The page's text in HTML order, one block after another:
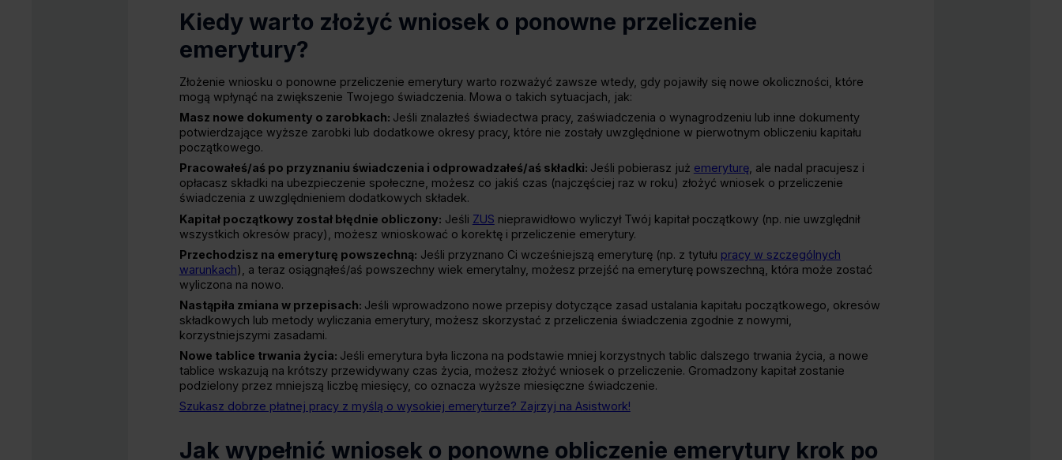
Kiedy warto złożyć wniosek o ponowne przeliczenie
emerytury?
Złożenie wniosku o ponowne przeliczenie emerytury warto rozważyć zawsze wtedy, gdy pojawiły się nowe okoliczności, które
mogą wpłynąć na zwiększenie Twojego świadczenia. Mowa o takich sytuacjach, jak:
Masz nowe dokumenty o zarobkach: Jeśli znalazłeś świadectwa pracy, zaświadczenia o wynagrodzeniu lub inne dokumenty
potwierdzające wyższe zarobki lub dodatkowe okresy pracy, które nie zostały uwzględnione w pierwotnym obliczeniu kapitału
początkowego.
Pracowałeś/aś po przyznaniu świadczenia i odprowadzałeś/aś składki: Jeśli pobierasz już emeryturę, ale nadal pracujesz i
opłacasz składki na ubezpieczenie społeczne, możesz co jakiś czas (najczęściej raz w roku) złożyć wniosek o przeliczenie
świadczenia z uwzględnieniem dodatkowych składek.
Kapitał początkowy został błędnie obliczony: Jeśli ZUS nieprawidłowo wyliczył Twój kapitał początkowy (np. nie uwzględnił
wszystkich okresów pracy), możesz wnioskować o korektę i przeliczenie emerytury.
Przechodzisz na emeryturę powszechną: Jeśli przyznano Ci wcześniejszą emeryturę (np. z tytułu pracy w szczególnych
warunkach), a teraz osiągnąłeś/aś powszechny wiek emerytalny, możesz przejść na emeryturę powszechną, która może zostać
wyliczona na nowo.
Nastąpiła zmiana w przepisach: Jeśli wprowadzono nowe przepisy dotyczące zasad ustalania kapitału początkowego, okresów
składkowych lub metody wyliczania emerytury, możesz skorzystać z przeliczenia świadczenia zgodnie z nowymi,
korzystniejszymi zasadami.
Nowe tablice trwania życia: Jeśli emerytura była liczona na podstawie mniej korzystnych tablic dalszego trwania życia, a nowe
tablice wskazują na krótszy przewidywany czas życia, możesz złożyć wniosek o przeliczenie. Gromadzony kapitał zostanie
podzielony przez mniejszą liczbę miesięcy, co oznacza wyższe miesięczne świadczenie.
Szukasz dobrze płatnej pracy z myślą o wysokiej emeryturze? Zajrzyj na Asistwork!
Jak wypełnić wniosek o ponowne obliczenie emerytury krok po